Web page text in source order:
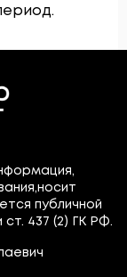
публичной
437 (2) ГК РФ.